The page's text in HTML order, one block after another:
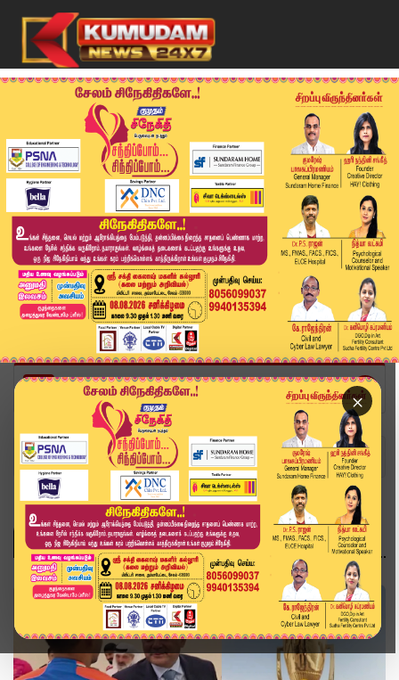
×
Home Topics பாகிஸ்தான்
பாகிஸ்தான்